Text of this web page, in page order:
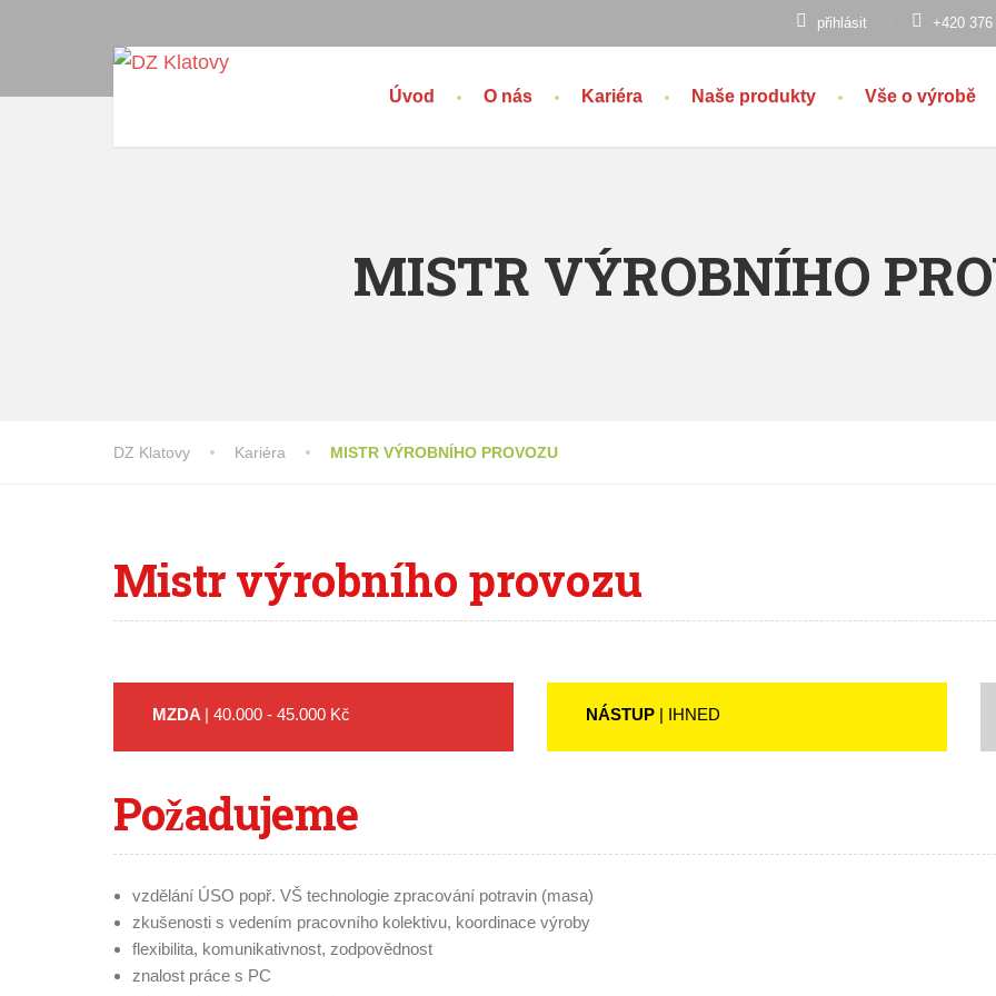
přihlásit +420 376
Úvod O nás Kariéra Naše produkty Vše o výrobě
MISTR VÝROBNÍHO
DZ Klatovy Kariéra MISTR VÝROBNÍHO PROVOZU
Mistrvýrobního provozu
MZDA | 40.000 - 45.000 Kč NÁSTUP | IHNED
Požadujeme
vzdělání ÚSO popř. VŠ technologie zpracování potravin (masa)
zkušenosti s vedením pracovního kolektivu, koordinace výroby
flexibilita, komunikativnost, zodpovědnost
znalost práce s PC